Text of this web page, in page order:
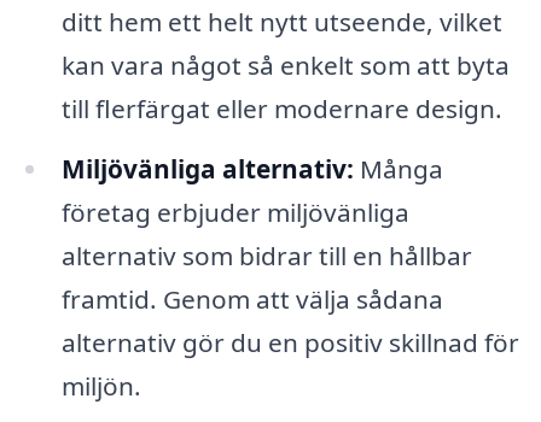
ditt hem ett helt nytt utseende, vilket
kan vara något så enkelt som att byta
till flerfärgat eller modernare design.
Miljövänliga alternativ: Många
företag erbjuder miljövänliga
alternativ som bidrar till en hållbar
framtid. Genom att välja sådana
alternativ gör du en positiv skillnad för
miljön.